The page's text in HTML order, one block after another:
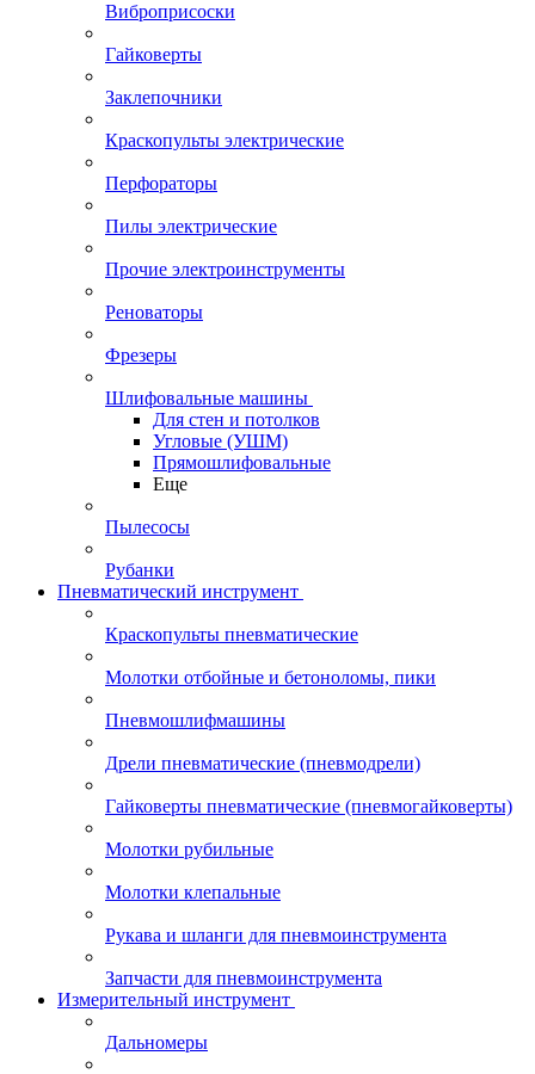
Виброприсоски
Гайковерты
Заклепочники
Краскопульты электрические
Перфораторы
Пилы электрические
Прочие электроинструменты
Реноваторы
Фрезеры
Шлифовальные машины
Для стен и потолков
Угловые (УШМ)
Прямошлифовальные
Еще
Пылесосы
Рубанки
Пневматический инструмент
Краскопульты пневматические
Молотки отбойные и бетоноломы, пики
Пневмошлифмашины
Дрели пневматические (пневмодрели)
Гайковерты пневматические (пневмогайковерты)
Молотки рубильные
Молотки клепальные
Рукава и шланги для пневмоинструмента
Запчасти для пневмоинструмента
Измерительный инструмент
Дальномеры